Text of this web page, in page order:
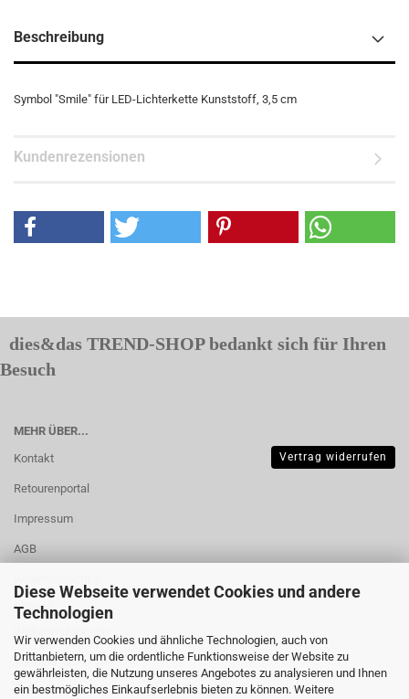
Diese Webseite verwendet Cookies und andere
Technologien
Wir verwenden Cookies und ähnliche Technologien, auch von
Drittanbietern, um die ordentliche Funktionsweise der Website zu
gewährleisten, die Nutzung unseres Angebotes zu analysieren und Ihnen
ein bestmögliches Einkaufserlebnis bieten zu können. Weitere
Beschreibung
Symbol "Smile" für LED-Lichterkette Kunststoff, 3,5 cm
Kundenrezensionen
dies&das TREND-SHOP bedankt sich für Ihren
Besuch
MEHR ÜBER...
Kontakt
Retourenportal
Impressum
AGB
Muster-
Widerrufsformular
Versand- &
Zahlungsbedingungen
Vertrag widerrufen